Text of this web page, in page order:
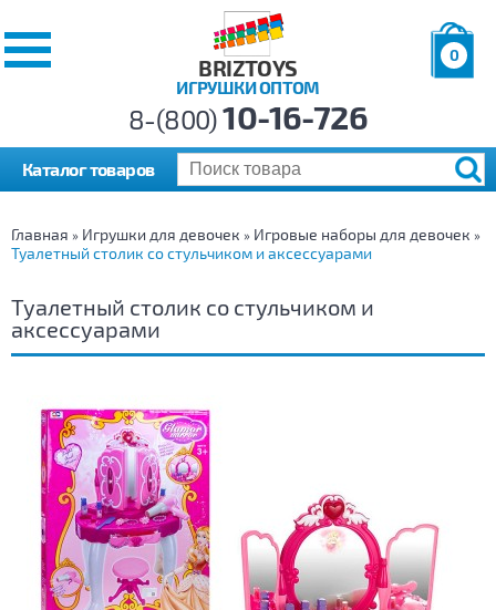
BRIZTOYS
ИГРУШКИ ОПТОМ
0
р.
8-(800)10-16-726
Каталог товаров
Главная » Игрушки для девочек » Игровые наборы для девочек »
Туалетный столик со стульчиком и аксессуарами
Туалетный столик со стульчиком и
аксессуарами